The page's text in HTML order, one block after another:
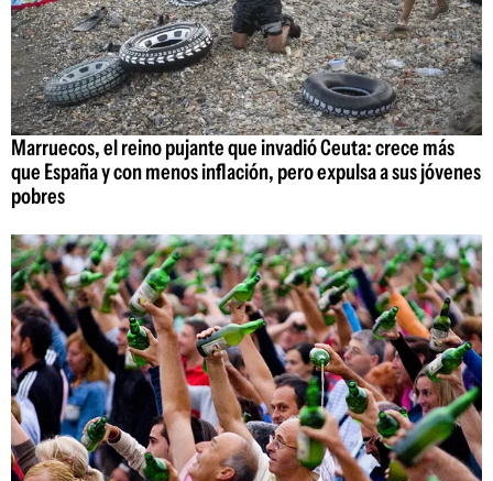
Marruecos, el reino pujante que invadió Ceuta: crece más
que España y con menos inflación, pero expulsa a sus jóvenes
pobres